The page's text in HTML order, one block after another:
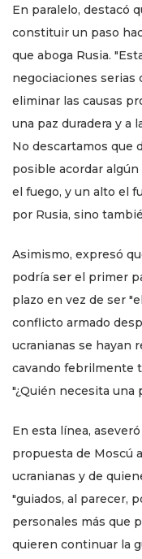
En paralelo, destacó
constituir un paso
que aboga Rusia.
negociaciones serias
eliminar las causas
una paz duradera y a
No descartamos que
posible acordar
el fuego, y un alto el
por Rusia, sino
Asimismo, expresó
podría ser el primer
plazo en vez de ser
conflicto armado
ucranianas se hayan
cavando febrilmente
"¿Quién necesita una
En esta línea,
propuesta de Moscú
ucranianas y de
"guiados, al parecer,
personales más que
quieren continuar la